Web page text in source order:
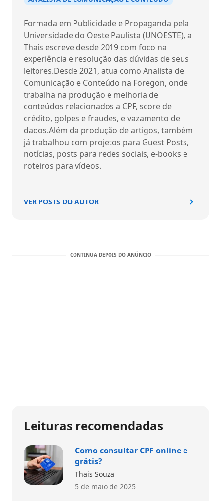
Formada em Publicidade e Propaganda pela
Universidade do Oeste Paulista (UNOESTE), a
Thaís escreve desde 2019 com foco na
experiência e resolução das dúvidas de seus
leitores.Desde 2021, atua como Analista de
Comunicação e Conteúdo na Foregon, onde
trabalha na produção e melhoria de
conteúdos relacionados a CPF, score de
crédito, golpes e fraudes, e vazamento de
dados.Além da produção de artigos, também
já trabalhou com projetos para Guest Posts,
notícias, posts para redes sociais, e-books e
roteiros para vídeos.
VER POSTS DO AUTOR
Leituras recomendadas
Como consultar CPF online e
grátis?
Thais Souza
5 de maio de 2025